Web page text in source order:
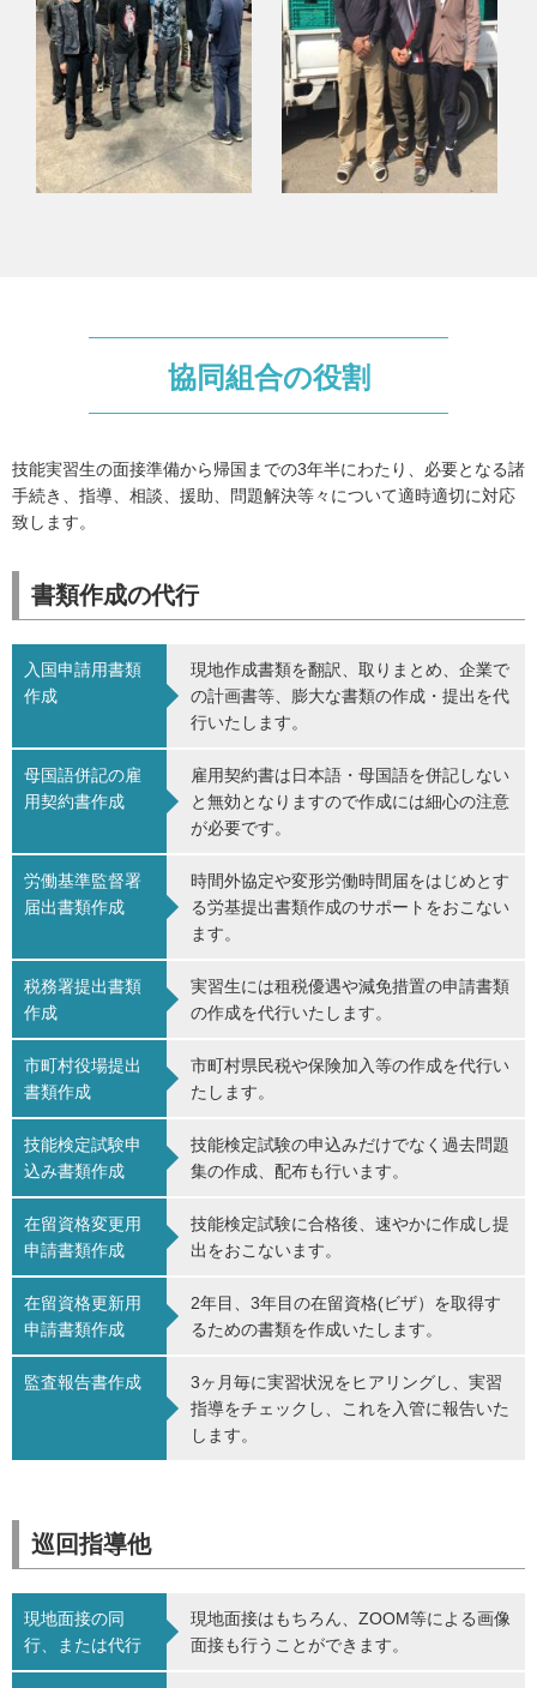
協同組合の役割
技能実習生の面接準備から帰国までの3年半にわたり、必要となる諸
手続き、指導、相談、援助、問題解決等々について適時適切に対応
致します。
書類作成の代行
入国申請用書類
作成
現地作成書類を翻訳、取りまとめ、企業で
の計画書等、膨大な書類の作成・提出を代
行いたします。
母国語併記の雇
用契約書作成
雇用契約書は日本語・母国語を併記しない
と無効となりますので作成には細心の注意
が必要です。
労働基準監督署
届出書類作成
時間外協定や変形労働時間届をはじめとす
る労基提出書類作成のサポートをおこない
ます。
税務署提出書類
作成
実習生には租税優遇や減免措置の申請書類
の作成を代行いたします。
市町村役場提出
書類作成
市町村県民税や保険加入等の作成を代行い
たします。
技能検定試験申
込み書類作成
技能検定試験の申込みだけでなく過去問題
集の作成、配布も行います。
在留資格変更用
申請書類作成
技能検定試験に合格後、速やかに作成し提
出をおこないます。
在留資格更新用
申請書類作成
2年目、3年目の在留資格(ビザ）を取得す
るための書類を作成いたします。
監査報告書作成
3ヶ月毎に実習状況をヒアリングし、実習
指導をチェックし、これを入管に報告いた
します。
巡回指導他
現地面接の同
行、または代行
現地面接はもちろん、ZOOM等による画像
面接も行うことができます。